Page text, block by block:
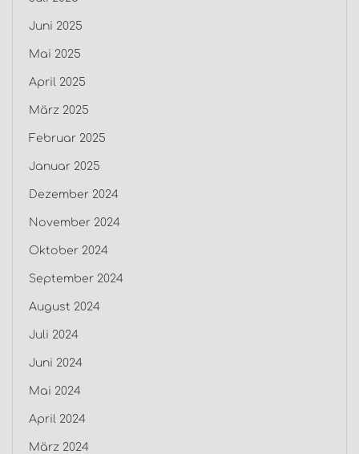
Juni 2025
Mai 2025
April 2025
März 2025
Februar 2025
Januar 2025
Dezember 2024
November 2024
Oktober 2024
September 2024
August 2024
Juli 2024
Juni 2024
Mai 2024
April 2024
März 2024